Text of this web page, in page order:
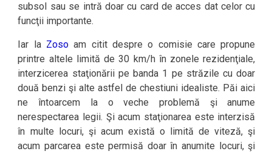
subsol sau se intră doar cu card de acces dat celor cu
funcţii importante.
Iar la Zoso am citit despre o comisie care propune
printre altele limită de 30 km/h în zonele rezidenţiale,
interzicerea staţionării pe banda 1 pe străzile cu doar
două benzi şi alte astfel de chestiuni idealiste. Păi aici
ne întoarcem la o veche problemă şi anume
nerespectarea legii. Şi acum staţionarea este interzisă
în multe locuri, şi acum există o limită de viteză, şi
acum parcarea este permisă doar în anumite locuri, şi